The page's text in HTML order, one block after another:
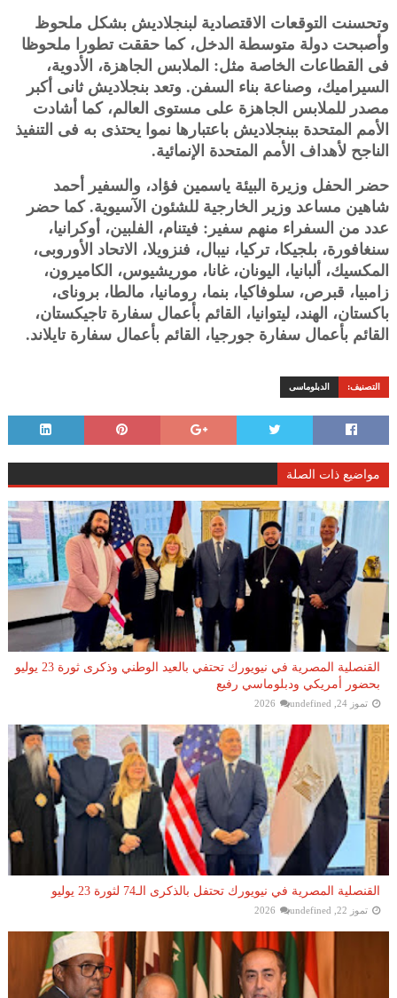
وتحسنت التوقعات الاقتصادية لبنجلاديش بشكل ملحوظ
وأصبحت دولة متوسطة الدخل، كما حققت تطورا ملحوظا
فى القطاعات الخاصة مثل: الملابس الجاهزة، الأدوية،
السيراميك، وصناعة بناء السفن. وتعد بنجلاديش ثانى أكبر
مصدر للملابس الجاهزة على مستوى العالم، كما أشادت
الأمم المتحدة ببنجلاديش باعتبارها نموا يحتذى به فى التنفيذ
الناجح لأهداف الأمم المتحدة الإنمائية.
حضر الحفل وزيرة البيئة ياسمين فؤاد، والسفير أحمد
شاهين مساعد وزير الخارجية للشئون الآسيوية. كما حضر
عدد من السفراء منهم سفير: فيتنام، الفلبين، أوكرانيا،
سنغافورة، بلجيكا، تركيا، نيبال، فنزويلا، الاتحاد الأوروبى،
المكسيك، ألبانيا، اليونان، غانا، موريشيوس، الكاميرون،
زامبيا، قبرص، سلوفاكيا، بنما، رومانيا، مالطا، بروناى،
باكستان، الهند، ليتوانيا، القائم بأعمال سفارة تاجيكستان،
القائم بأعمال سفارة جورجيا، القائم بأعمال سفارة تايلاند.
التصنيف: الدبلوماسى
مواضيع ذات الصلة
القنصلية المصرية في نيويورك تحتفي بالعيد الوطني وذكرى ثورة 23 يوليو
بحضور أمريكي ودبلوماسي رفيع
تموز 24, 2026 undefined
القنصلية المصرية في نيويورك تحتفل بالذكرى الـ74 لثورة 23 يوليو
تموز 22, 2026 undefined